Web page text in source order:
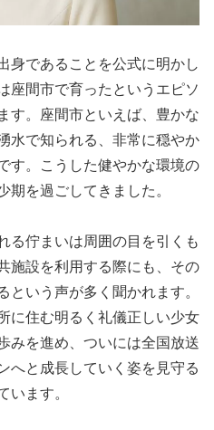
身であることを公式に明かし
座間市で育ったというエピソ
す。座間市といえば、豊かな
水で知られる、非常に穏やか
す。こうした健やかな環境の
期を過ごしてきました。
る佇まいは周囲の目を引くも
施設を利用する際にも、その
という声が多く聞かれます。
に住む明るく礼儀正しい少女
みを進め、ついには全国放送
へと成長していく姿を見守る
います。